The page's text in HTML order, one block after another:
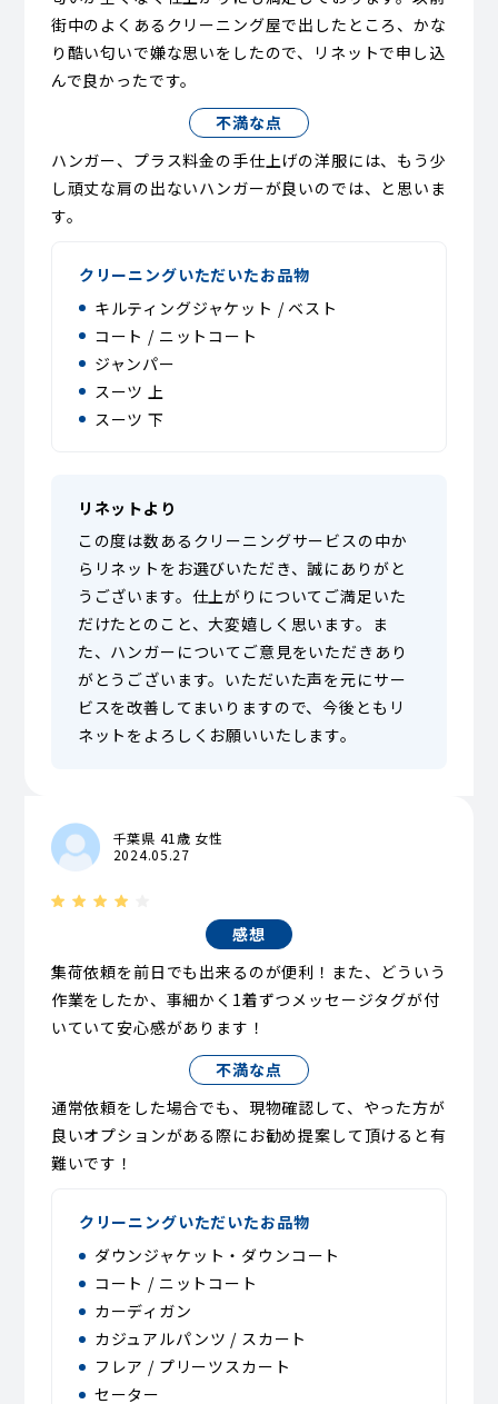
街中のよくあるクリーニング屋で出したところ、かな
り酷い匂いで嫌な思いをしたので、リネットで申し込
んで良かったです。
不満な点
ハンガー、プラス料金の手仕上げの洋服には、もう少
し頑丈な肩の出ないハンガーが良いのでは、と思いま
す。
クリーニングいただいたお品物
キルティングジャケット / ベスト
コート / ニットコート
ジャンパー
スーツ 上
スーツ 下
リネットより
この度は数あるクリーニングサービスの中か
らリネットをお選びいただき、誠にありがと
うございます。仕上がりについてご満足いた
だけたとのこと、大変嬉しく思います。ま
た、ハンガーについてご意見をいただきあり
がとうございます。いただいた声を元にサー
ビスを改善してまいりますので、今後ともリ
ネットをよろしくお願いいたします。
千葉県 41歳 女性
2024.05.27
感想
集荷依頼を前日でも出来るのが便利！また、どういう
作業をしたか、事細かく1着ずつメッセージタグが付
いていて安心感があります！
不満な点
通常依頼をした場合でも、現物確認して、やった方が
良いオプションがある際にお勧め提案して頂けると有
難いです！
クリーニングいただいたお品物
ダウンジャケット・ダウンコート
コート / ニットコート
カーディガン
カジュアルパンツ / スカート
フレア / プリーツスカート
セーター